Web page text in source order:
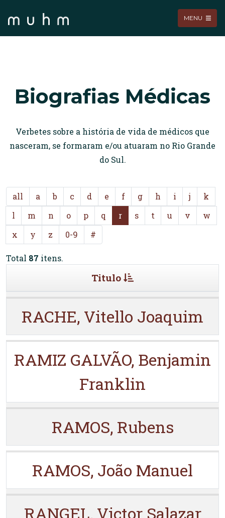
MENU
Biografias Médicas
Verbetes sobre a história de vida de médicos que
nasceram, se formaram e/ou atuaram no Rio Grande
do Sul.
all a b c d e f g h i j
k
l
m n o p q r s t u v
w
x
y z 0-9 #
Total 87 itens.
Titulo
RACHE, Vitello Joaquim
RAMIZ GALVÃO, Benjamin
Franklin
RAMOS, Rubens
RAMOS, João Manuel
RANGEL, Victor Salazar